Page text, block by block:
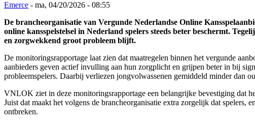
Emerce - ma, 04/20/2026 - 08:55
De brancheorganisatie van Vergunde Nederlandse Online
online kansspelstelsel in Nederland spelers steeds beter beschermt.
en zorgwekkend groot probleem blijft.
De monitoringsrapportage laat zien dat maatregelen binnen het vergunde
aanbieders geven actief invulling aan hun zorgplicht en grijpen beter in bij
probleemspelers. Daarbij verliezen jongvolwassenen gemiddeld minder dan
VNLOK ziet in deze monitoringsrapportage een belangrijke bevestiging dat
Juist dat maakt het volgens de brancheorganisatie extra zorgelijk dat
ontbreken.